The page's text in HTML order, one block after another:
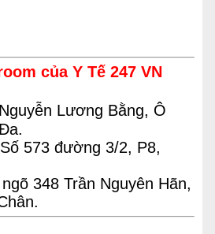
của Y Tế 247 VN
Lương Bằng, Ô
Số 573 đường 3/2, P8,
348 Trần Nguyên Hãn,